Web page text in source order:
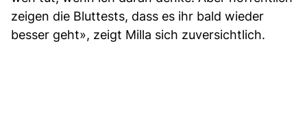
zeigen die Bluttests, dass es ihr bald wieder
besser geht», zeigt Milla sich zuversichtlich.